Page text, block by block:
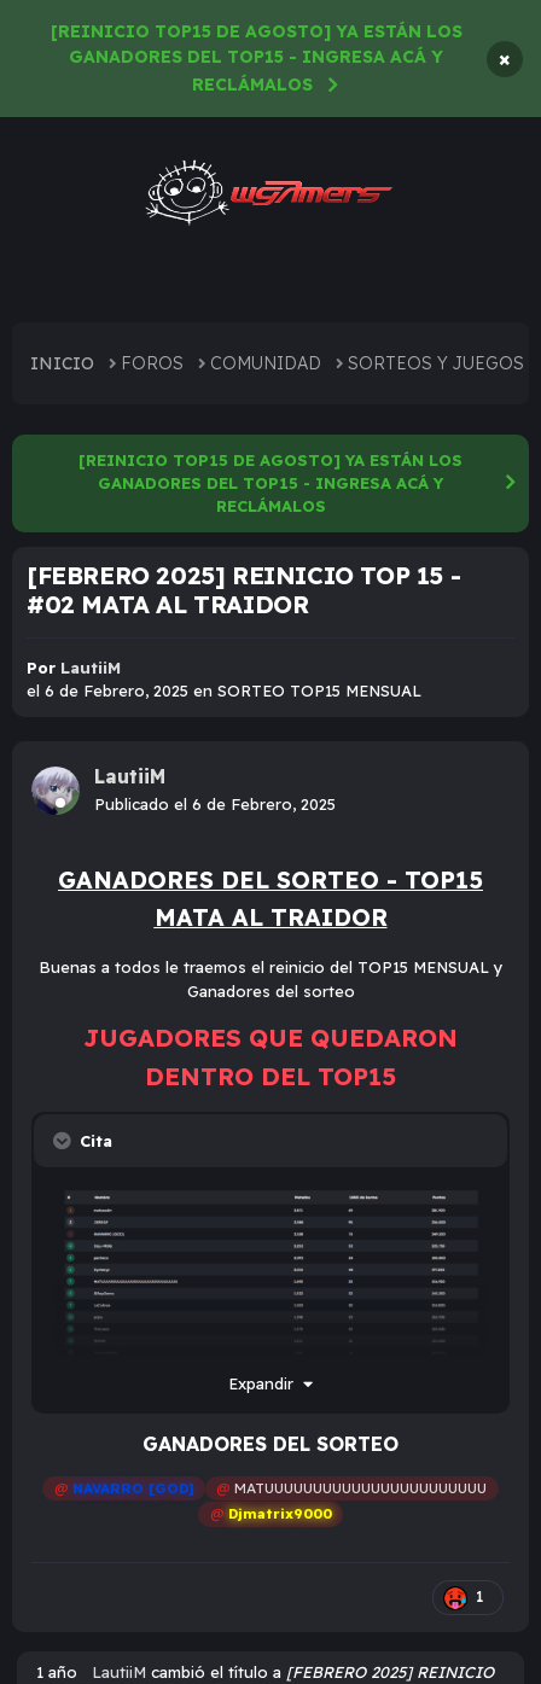
[REINICIO TOP15 DE AGOSTO] YA ESTÁN LOS
GANADORES DEL TOP15 - INGRESA ACÁ Y
RECLÁMALOS
×
INICIO FOROS COMUNIDAD SORTEOS Y JUEGOS
[REINICIO TOP15 DE AGOSTO] YA ESTÁN LOS
GANADORES DEL TOP15 - INGRESA ACÁ Y
RECLÁMALOS
[FEBRERO 2025] REINICIO TOP 15 -
#02 MATA AL TRAIDOR
Por LautiiM
el 6 de Febrero, 2025 en SORTEO TOP15 MENSUAL
LautiiM
Publicado el 6 de Febrero, 2025
GANADORES DEL SORTEO - TOP15
MATA AL TRAIDOR
Buenas a todos le traemos el reinicio del TOP15 MENSUAL y
Ganadores del sorteo
JUGADORES QUE QUEDARON
DENTRO DEL TOP15
Cita
Expandir
GANADORES DEL SORTEO
@ NAVARRO [GOD] @MATUUUUUUUUUUUUUUUUUUUUUUU
@ Djmatrix9000
1
1 año LautiiM cambió el título a [FEBRERO 2025] REINICIO